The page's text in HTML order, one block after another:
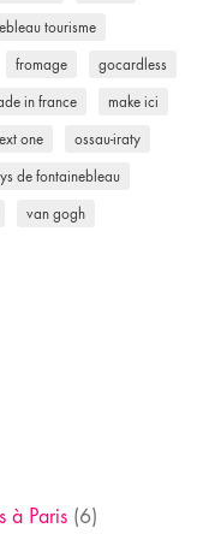
tourisme
fromage gocardless
in france make ici
one ossau-iraty
de fontainebleau
van gogh
à Paris (6)